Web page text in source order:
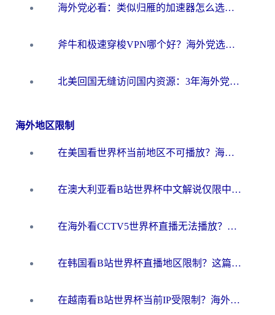
海外党必看：类似归雁的加速器怎么选？一篇搞定无缝访问国内资源
斧牛和极速穿梭VPN哪个好？海外党选回国加速器必看的真实对比与避坑指南
北美回国无缝访问国内资源：3年海外党亲测的加速器选择指南
海外地区限制
在美国看世界杯当前地区不可播放？海外党体育观赛终极指南来了！
在澳大利亚看B站世界杯中文解说仅限中国大陆？这篇指南帮你打破限制看遍赛事
在海外看CCTV5世界杯直播无法播放？这篇指南让你和国内球迷同步呐喊
在韩国看B站世界杯直播地区限制？这篇指南让你告别“当前地区不可播放”
在越南看B站世界杯当前IP受限制？海外党体育观赛终极指南来了